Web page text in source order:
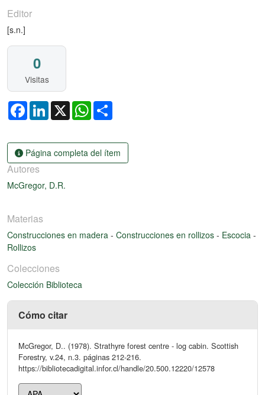
Editor
[s.n.]
0
Visitas
FacebookLinkedIn
X WhatsApp
Página completa del ítem
Autores
McGregor, D.R.
Materias
Construcciones en madera - Construcciones en rollizos - Escocia -
Rollizos
Colecciones
Colección Biblioteca
Cómo citar
McGregor, D.. (1978). Strathyre forest centre - log cabin. Scottish
Forestry, v.24, n.3. páginas 212-216.
https://bibliotecadigital.infor.cl/handle/20.500.12220/12578